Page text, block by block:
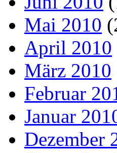
Mai 2010
April 2010
März 2010
Februar
Januar
Dezember